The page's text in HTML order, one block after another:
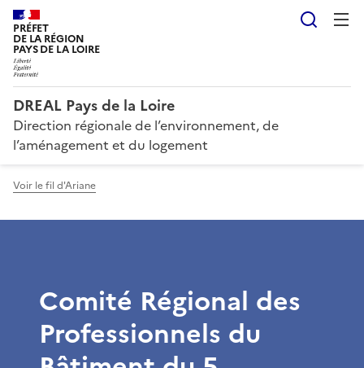
PRÉFET
DE LA RÉGION
PAYS DE LA LOIRE
DREAL Pays de la Loire
Direction régionale de l’environnement, de
l’aménagement et du logement
Voir le fil d'Ariane
Comité Régional des
Professionnels du